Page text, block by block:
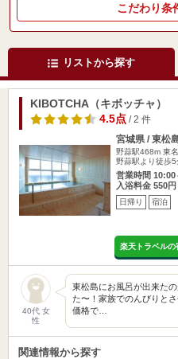
こだわり条
リストから探す
KIBOTCHA（キボッチャ）
4.5点/ 2 件
宮城県 / 東松
野蒜駅468m 東
野蒜駅より徒歩
営業時間 10:00
入浴料金 550円
日帰り 宿泊
楽天トラベルの
40代 女
性
東松島にお風呂が出来た
た〜！家族でのんびりと
価格で…
関連情報から探す